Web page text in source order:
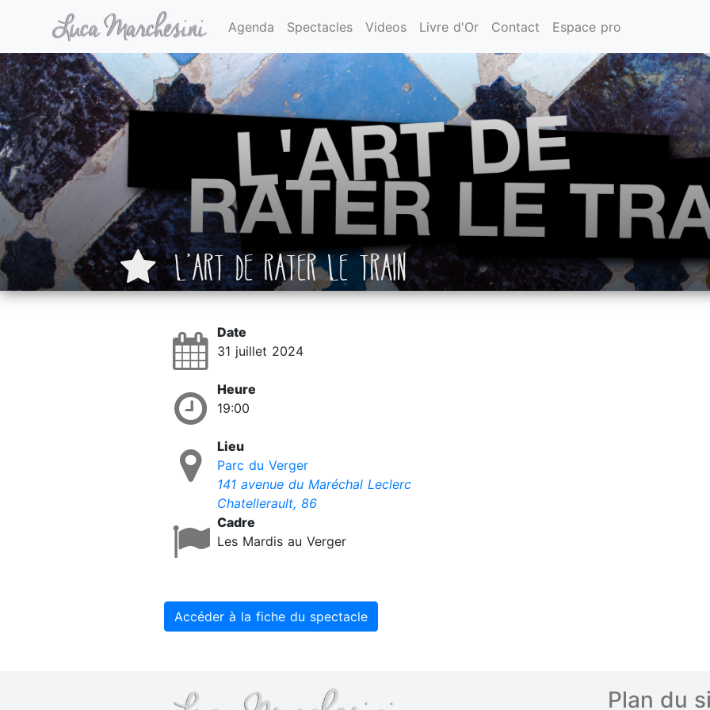
Agenda Spectacles Videos Livre d'Or Contact Espace pro
L’ART DE RATER LE TRAIN
Date
31 juillet 2024
Heure
19:00
Lieu
Parc du Verger
141 avenue du Maréchal Leclerc
Chatellerault, 86
Cadre
Les Mardis au Verger
Accéder à la fiche du spectacle
Plan du